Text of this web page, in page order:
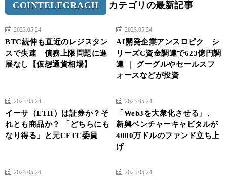
COINTELEGRAGH カテゴリの最新記事
2023.05.24
BTC続伸も直近のレジスタン
スで失速 債務上限問題に進
展なし【仮想通貨相場】
2023.05.24
AI開発企業アンスロピク シ
リーズC資金調達で623億円調
達 ｜ グーグルやセールスフ
ォースなどが投資
2023.05.24
イーサ（ETH）は証券か？そ
れとも商品か？ 「どちらにも
なり得る」と元CFTC委員
2023.05.24
「Web3を大衆化させる」、
新興ベンチャーキャピタルが
4000万ドルのファンド立ち上
げ
2023.05.24 2023.05.24